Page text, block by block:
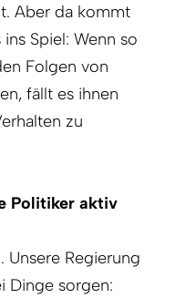
Aber da kommt
Spiel: Wenn so
Folgen von
fällt es ihnen
zu
Politiker aktiv
Unsere Regierung
Dinge sorgen: